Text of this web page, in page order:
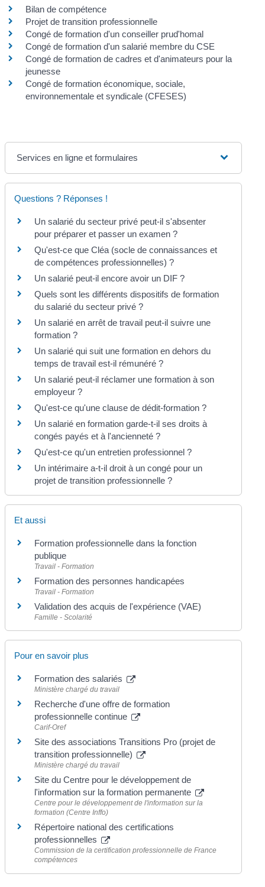
Bilan de compétence
Projet de transition professionnelle
Congé de formation d'un conseiller prud'homal
Congé de formation d'un salarié membre du CSE
Congé de formation de cadres et d'animateurs pour la
jeunesse
Congé de formation économique, sociale,
environnementale et syndicale (CFESES)
Services en ligne et formulaires
Questions ? Réponses !
Un salarié du secteur privé peut-il s'absenter
pour préparer et passer un examen ?
Qu'est-ce que Cléa (socle de connaissances et
de compétences professionnelles) ?
Un salarié peut-il encore avoir un DIF ?
Quels sont les différents dispositifs de formation
du salarié du secteur privé ?
Un salarié en arrêt de travail peut-il suivre une
formation ?
Un salarié qui suit une formation en dehors du
temps de travail est-il rémunéré ?
Un salarié peut-il réclamer une formation à son
employeur ?
Qu'est-ce qu'une clause de dédit-formation ?
Un salarié en formation garde-t-il ses droits à
congés payés et à l'ancienneté ?
Qu'est-ce qu'un entretien professionnel ?
Un intérimaire a-t-il droit à un congé pour un
projet de transition professionnelle ?
Et aussi
Formation professionnelle dans la fonction
publique
Travail - Formation
Formation des personnes handicapées
Travail - Formation
Validation des acquis de l'expérience (VAE)
Famille - Scolarité
Pour en savoir plus
Formation des salariés
Ministère chargé du travail
Recherche d'une offre de formation
professionnelle continue
Carif-Oref
Site des associations Transitions Pro (projet de
transition professionnelle)
Ministère chargé du travail
Site du Centre pour le développement de
l'information sur la formation permanente
Centre pour le développement de l'information sur la
formation (Centre Inffo)
Répertoire national des certifications
professionnelles
Commission de la certification professionnelle de France
compétences